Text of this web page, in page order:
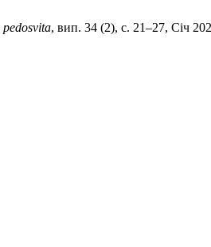
pedosvita, вип. 34 (2), с. 21–27, Січ